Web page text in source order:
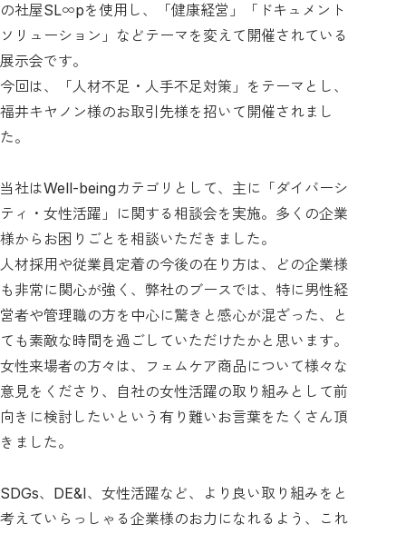
の社屋SL∞pを使用し、「健康経営」「ドキュメント
ソリューション」などテーマを変えて開催されている
展示会です。
今回は、「人材不足・人手不足対策」をテーマとし、
福井キヤノン様のお取引先様を招いて開催されまし
た。
当社はWell-beingカテゴリとして、主に「ダイバーシ
ティ・女性活躍」に関する相談会を実施。多くの企業
様からお困りごとを相談いただきました。
人材採用や従業員定着の今後の在り方は、どの企業様
も非常に関心が強く、弊社のブースでは、特に男性経
営者や管理職の方を中心に驚きと感心が混ざった、と
ても素敵な時間を過ごしていただけたかと思います。
女性来場者の方々は、フェムケア商品について様々な
意見をくださり、自社の女性活躍の取り組みとして前
向きに検討したいという有り難いお言葉をたくさん頂
きました。
SDGs、DE&I、女性活躍など、より良い取り組みをと
考えていらっしゃる企業様のお力になれるよう、これ